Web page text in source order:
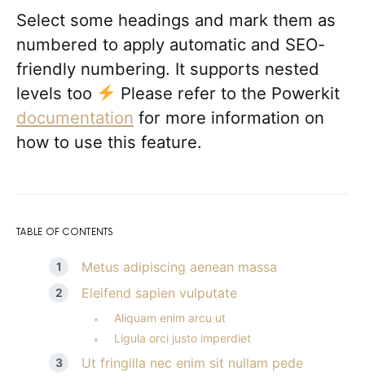
Select some headings and mark them as
numbered to apply automatic and SEO-
friendly numbering. It supports nested
levels too
Please refer to the Powerkit
documentation for more information on
how to use this feature.
TABLE OF CONTENTS
Metus adipiscing aenean massa
Eleifend sapien vulputate
Aliquam enim arcu ut
Ligula orci justo imperdiet
Ut fringilla nec enim sit nullam pede